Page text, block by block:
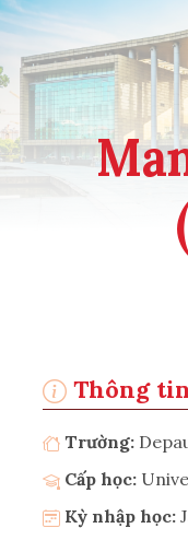
Thông
Trường:
Cấp học:
Kỳ nhập học: